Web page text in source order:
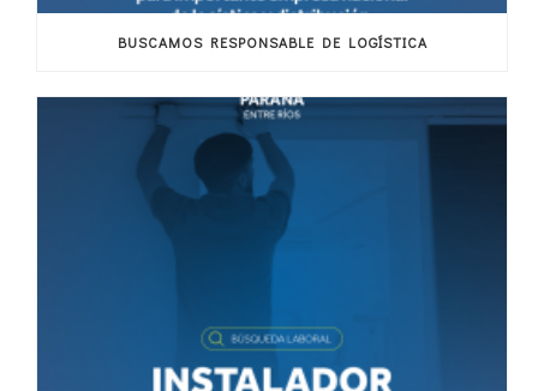
BUSCAMOS RESPONSABLE DE LOGÍSTICA